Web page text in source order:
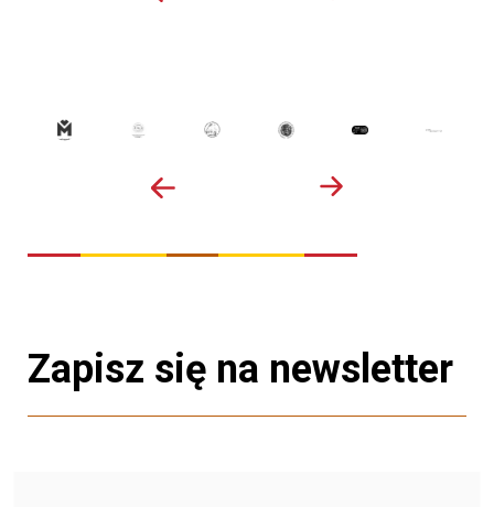
Zapisz się na newsletter